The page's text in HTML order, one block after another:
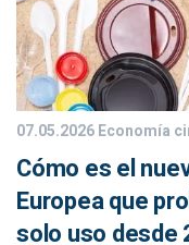
07.05.2026Economía
Cómo es el
Europea que
solo uso desde